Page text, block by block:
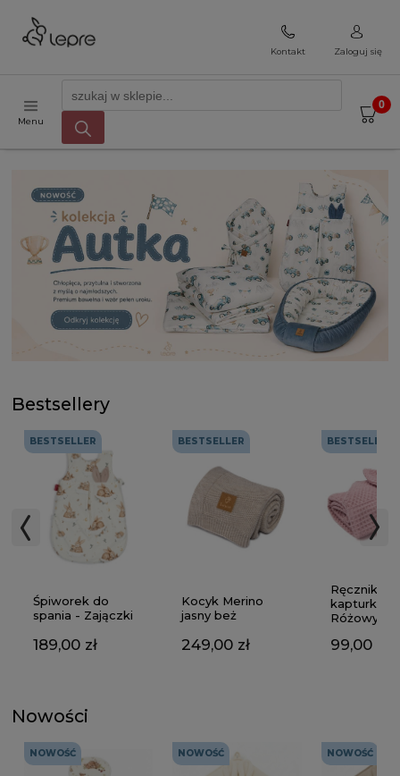
Kontakt Zaloguj się
Menu
Bestsellery
BESTSELLER
Śpiworek do
spania - Zajączki
189,00 zł
BESTSELLER
Kocyk Merino
jasny beż
249,00 zł
BESTSELLER
Ręcznik z
Różowy
99,00 zł
Nowości
NOWOŚĆ NOWOŚĆ NOWOŚĆ